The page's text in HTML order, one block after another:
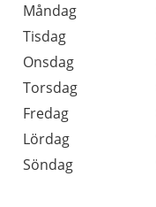
Dag
Öppettider
Kommentarer
Måndag
Tisdag
Onsdag
Torsdag
Fredag
Lördag
Söndag